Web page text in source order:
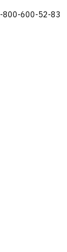
800-600-52-83